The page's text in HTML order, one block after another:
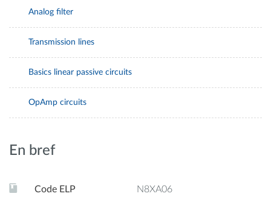
Analog filter
Transmission lines
Basics linear passive circuits
OpAmp circuits
En bref
Code ELP N8XA06